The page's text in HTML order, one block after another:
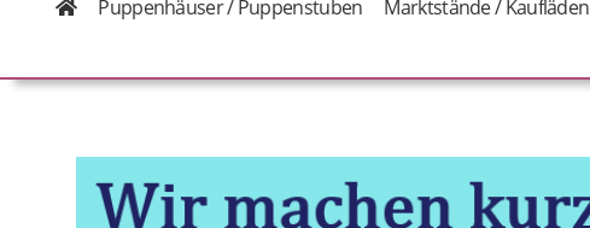
Puppenhäuser / Puppenstuben Marktstände / Kaufläden